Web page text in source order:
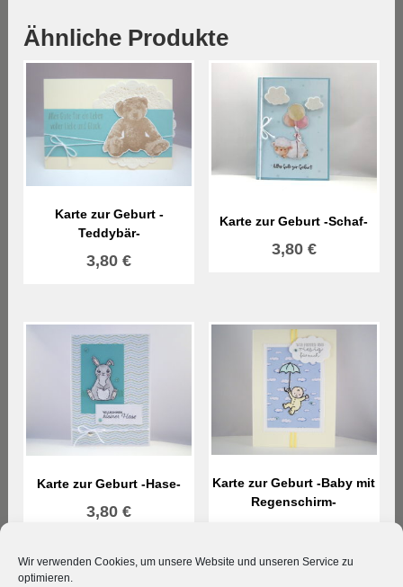
Wir verwenden Cookies, um unsere Website und unseren Service zu
optimieren.
Ähnliche Produkte
Karte zur Geburt -
Teddybär-
3,80€
Karte zur Geburt -Schaf-
3,80 €
Karte zur Geburt -Hase-
3,80€
Karte zur Geburt -Baby mit
Regenschirm-